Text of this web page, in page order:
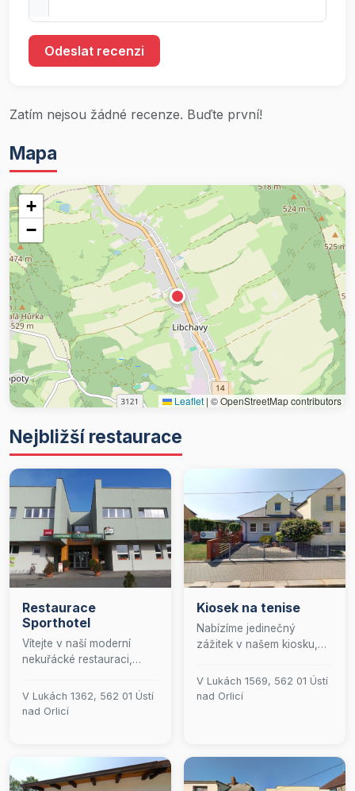
Odeslat recenzi
Zatím nejsou žádné recenze. Buďte první!
Mapa
+
−
Leaflet | © OpenStreetMap contributors
Nejbližší restaurace
Restaurace
Sporthotel
Vítejte v naší moderní
nekuřácké restauraci,
zážitek od snídaní až po
večeře. Naše prostory s
každodenní setkání i
speciální události. Pro
soukromé akce je k
V Lukách 1362, 562 01 Ústí
nad Orlicí
Kiosek na tenise
Nabízíme jedinečný
zážitek v našem kiosku,
české řemeslo s moderní
pohostinností. U nás si
uspokojí i ty nejnáročnější
přátelskou atmosféru a
V Lukách 1569, 562 01 Ústí
nad Orlicí